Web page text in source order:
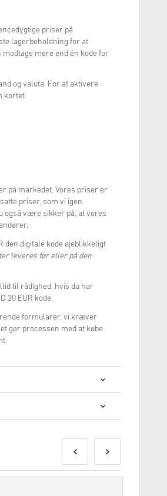
priser på
lagerbeholdning for at
mere end én kode for
og valuta. For at aktivere
kortet.
på markedet. Vores priser er
priser, som vi igen
også være sikker på, at vores
den digitale kode øjeblikkeligt
leveres før eller på den
til rådighed, hvis du har
20 EUR kode.
formularer, vi kræver
gør processen med at købe
koder: